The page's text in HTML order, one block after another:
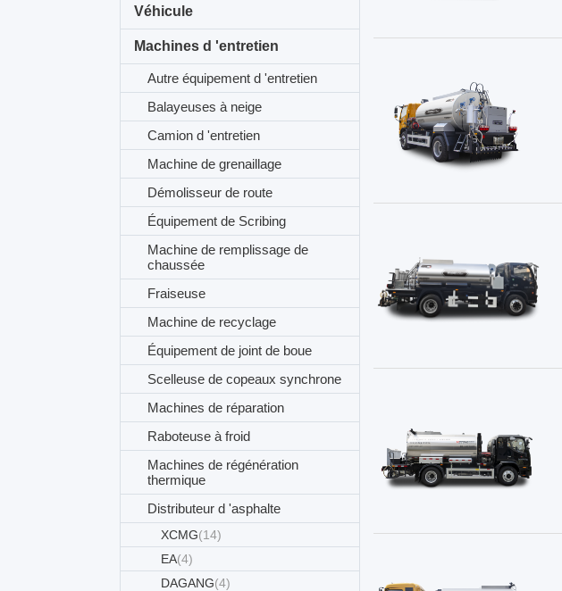
Véhicule
Machines d 'entretien
Autre équipement d 'entretien
Balayeuses à neige
Camion d 'entretien
Machine de grenaillage
Démolisseur de route
Équipement de Scribing
Machine de remplissage de
chaussée
Fraiseuse
Machine de recyclage
Équipement de joint de boue
Scelleuse de copeaux synchrone
Machines de réparation
Raboteuse à froid
Machines de régénération
thermique
Distributeur d 'asphalte
XCMG(14)
EA(4)
DAGANG(4)